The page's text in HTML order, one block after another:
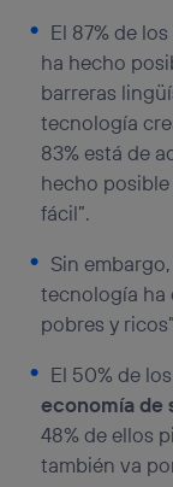
El 87% de
ha hecho
barreras
tecnología
83% está de
hecho
fácil”.
Sin
tecnología ha
pobres y
El 50% de
economía de
48% de ellos
también va
actividades
que hayan
Si utilizas
navegación
Puedes
“Administrar
visitando el
(“consenthub”)